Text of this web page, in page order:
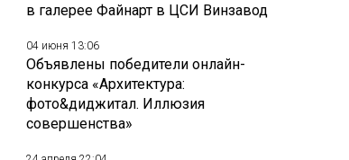
в галерее Файнарт в ЦСИ Винзавод
04 июня 13:06
Объявлены победители онлайн-
конкурса «Архитектура:
фото&диджитал. Иллюзия
совершенства»